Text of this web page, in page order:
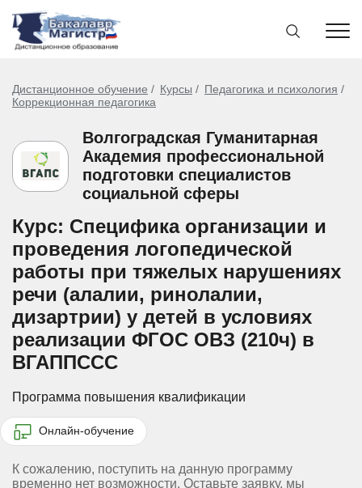
Дистанционное обучение Курсы
Педагогика и психология
Коррекционная педагогика
Волгоградская Гуманитарная
Академия профессиональной
подготовки специалистов
социальной сферы
Курс: Специфика организации и
проведения логопедической
работы при тяжелых нарушениях
речи (алалии, ринолалии,
дизартрии) у детей в условиях
реализации ФГОС ОВЗ (210ч) в
ВГАППССС
Программа повышения квалификации
Онлайн-обучение
К сожалению, поступить на данную программу
временно нет возможности. Оставьте заявку, мы